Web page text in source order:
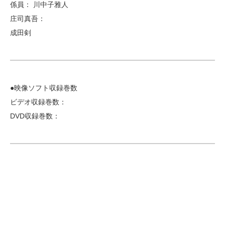
係員： 川中子雅人
庄司真吾：
成田剣
●映像ソフト収録巻数
ビデオ収録巻数：
DVD収録巻数：